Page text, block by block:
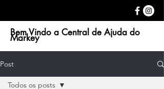
Bem Vindo a Central de Ajuda do
Markey
Post
Todos os posts